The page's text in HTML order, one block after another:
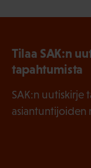
Tilaa SAK:n
tapahtumista
SAK:n uutiskirje
asiantuntijoiden